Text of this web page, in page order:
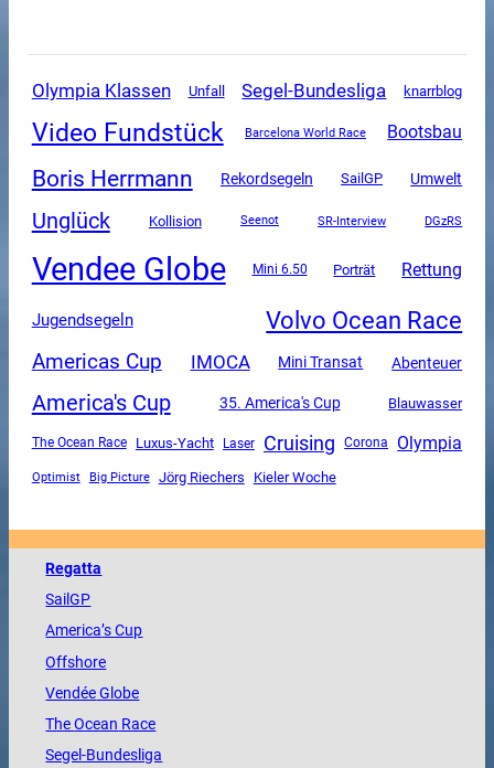
Olympia Klassen Unfall Segel-Bundesliga knarrblog
Video Fundstück Barcelona World Race Bootsbau
Boris Herrmann Rekordsegeln SailGP Umwelt
Unglück Kollision Seenot SR-Interview DGzRS
Vendee Globe Mini 6.50 Porträt Rettung
Jugendsegeln Volvo Ocean Race
Americas Cup IMOCA Mini Transat Abenteuer
America's Cup 35. America's Cup Blauwasser
The Ocean Race Luxus-Yacht Laser Cruising Corona Olympia
Optimist Big Picture Jörg Riechers Kieler Woche
Regatta
SailGP
America’s Cup
Offshore
VendéeGlobe
TheOcean Race
Segel-Bundesliga